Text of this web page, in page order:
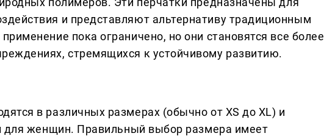
и представляют альтернативу традиционным
пока ограничено, но они становятся все более
стремящихся к устойчивому развитию.
в различных размерах (обычно от XS до XL) и
для женщин. Правильный выбор размера имеет